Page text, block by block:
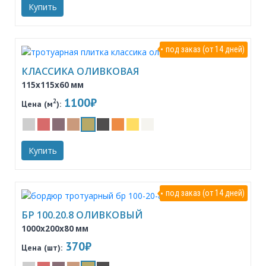
Купить
КЛАССИКА ОЛИВКОВАЯ
115x115x60 мм
под заказ (от 14 дней)
Цена (м2): 1100₽
Купить
БР 100.20.8 ОЛИВКОВЫЙ
1000x200x80 мм
под заказ (от 14 дней)
Цена (шт): 370₽